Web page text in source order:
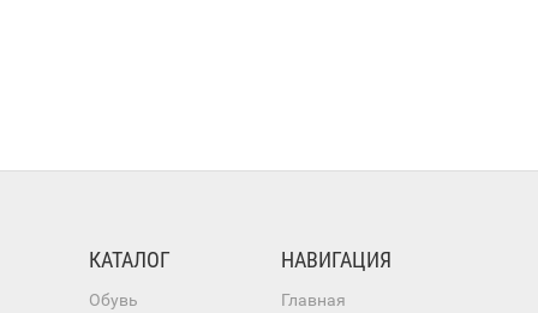
КАТАЛОГ
Обувь
НАВИГАЦИЯ
Главная